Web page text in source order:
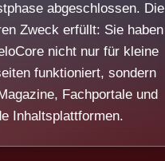
abgeschlossen. Die
Zweck erfüllt: Sie haben
nicht nur für kleine
funktioniert, sondern
Fachportale und
Inhaltsplattformen.